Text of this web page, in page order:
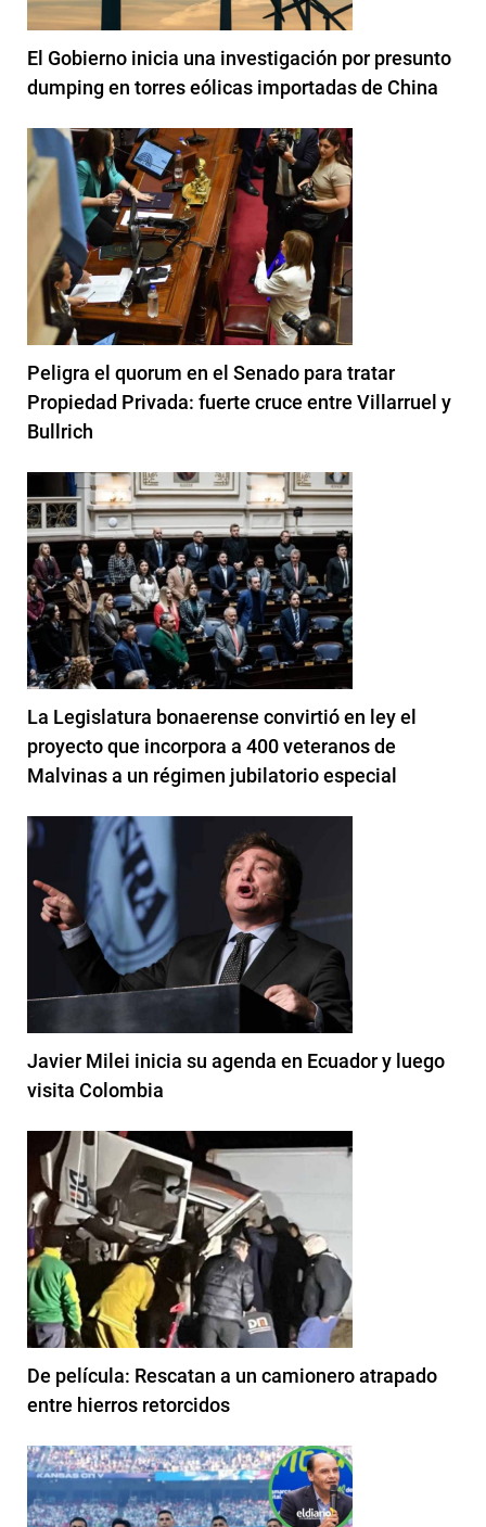
El Gobierno inicia una investigación por presunto
dumping en torres eólicas importadas de China
Peligra el quorum en el Senado para tratar
Propiedad Privada: fuerte cruce entre Villarruel y
Bullrich
La Legislatura bonaerense convirtió en ley el
proyecto que incorpora a 400 veteranos de
Malvinas a un régimen jubilatorio especial
Javier Milei inicia su agenda en Ecuador y luego
visita Colombia
De película: Rescatan a un camionero atrapado
entre hierros retorcidos